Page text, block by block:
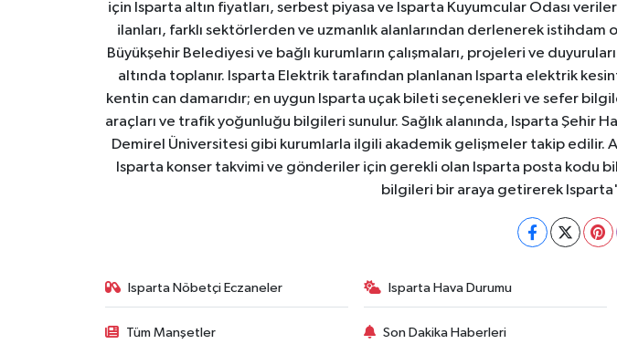
için Isparta altın fiyatları, serbest piyasa ve Isparta Kuyumcular Odası
ilanları, farklı sektörlerden ve uzmanlık alanlarından derlenerek istihdam
Büyükşehir Belediyesi ve bağlı kurumların çalışmaları, projeleri ve
altında toplanır. Isparta Elektrik tarafından planlanan Isparta elektrik
kentin can damarıdır; en uygun Isparta uçak bileti seçenekleri ve sefer
araçları ve trafik yoğunluğu bilgileri sunulur. Sağlık alanında, Isparta
Demirel Üniversitesi gibi kurumlarla ilgili akademik gelişmeler takip edilir.
Isparta konser takvimi ve gönderiler için gerekli olan Isparta posta kodu
bilgileri bir araya getirerek
Isparta Nöbetçi Eczaneler Isparta Hava Durumu
Tüm Manşetler Son Dakika Haberleri